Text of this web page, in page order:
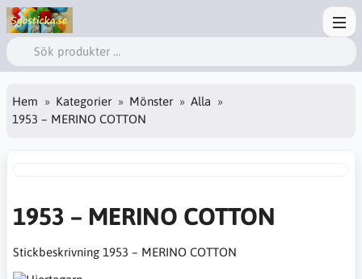
Hem Kategorier Mönster
Alla
1953 – MERINO COTTON
1953 – MERINO COTTON
Stickbeskrivning 1953 – MERINO COTTON